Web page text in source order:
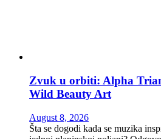
Zvuk u orbiti: Alpha
Wild Beauty Art
August 8, 2026
Šta se dogodi kada se muzika